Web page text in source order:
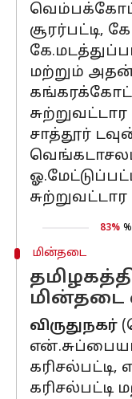
சூரர்பட்டி,
மற்றும் அதன்
சாத்தூர்
சுற்றுவட்டார
83%
மின்தடை
மின்தடை
விருதுநகர்
கரிசல்பட்டி